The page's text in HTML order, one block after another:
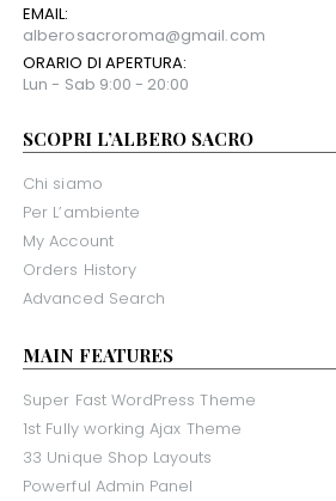
EMAIL:
alberosacroroma@gmail.com
ORARIO DI APERTURA:
Lun - Sab 9:00 - 20:00
SCOPRI L’ALBERO SACRO
Chi siamo
Per L’ambiente
My Account
Orders History
Advanced Search
MAIN FEATURES
Super Fast WordPress Theme
1st Fully working Ajax Theme
33 Unique Shop Layouts
Powerful Admin Panel